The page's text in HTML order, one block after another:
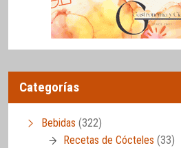
Categorías
Bebidas (322)
Recetas de Cócteles (33)